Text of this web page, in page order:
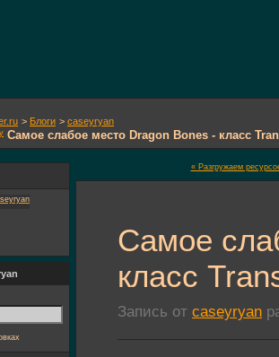
> Блоги > caseyryan
Самое слабое место Dragon Bones - класс
« Разгружаем
Самое
класс
Запись от caseyryan